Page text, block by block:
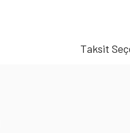
Taksit